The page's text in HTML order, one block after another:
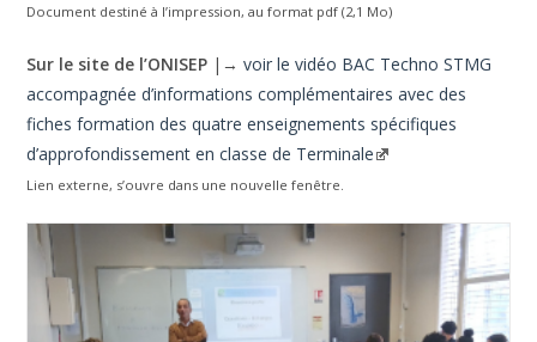
Document destiné à l’impression, au format pdf (2,1 Mo)
Sur le site de l’ONISEP |→voir le vidéo BAC Techno STMG
accompagnée d’informations complémentaires avec des
fiches formation des quatre enseignements spécifiques
d’approfondissement en classe de Terminale
Lien externe, s’ouvre dans une nouvelle fenêtre.